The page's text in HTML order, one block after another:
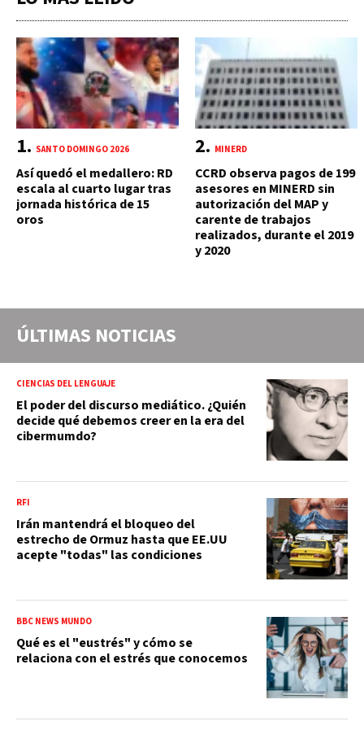
SANTO DOMINGO 2026
Así quedó el medallero: RD
escala al cuarto lugar tras
jornada histórica de 15
oros
MINERD
CCRD observa pagos de 199
asesores en MINERD sin
autorización del MAP y
carente de trabajos
realizados, durante el 2019
y 2020
ÚLTIMAS NOTICIAS
CIENCIAS DEL LENGUAJE
El poder del discurso mediático. ¿Quién
decide qué debemos creer en la era del
cibermumdo?
RFI
Irán mantendrá el bloqueo del
estrecho de Ormuz hasta que EE.UU
acepte "todas" las condiciones
BBC NEWS MUNDO
Qué es el "eustrés" y cómo se
relaciona con el estrés que conocemos